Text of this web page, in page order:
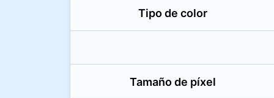
Tipo de color
Tamaño de píxel